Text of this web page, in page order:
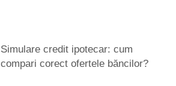
Simulare credit ipotecar: cum
compari corect ofertele băncilor?